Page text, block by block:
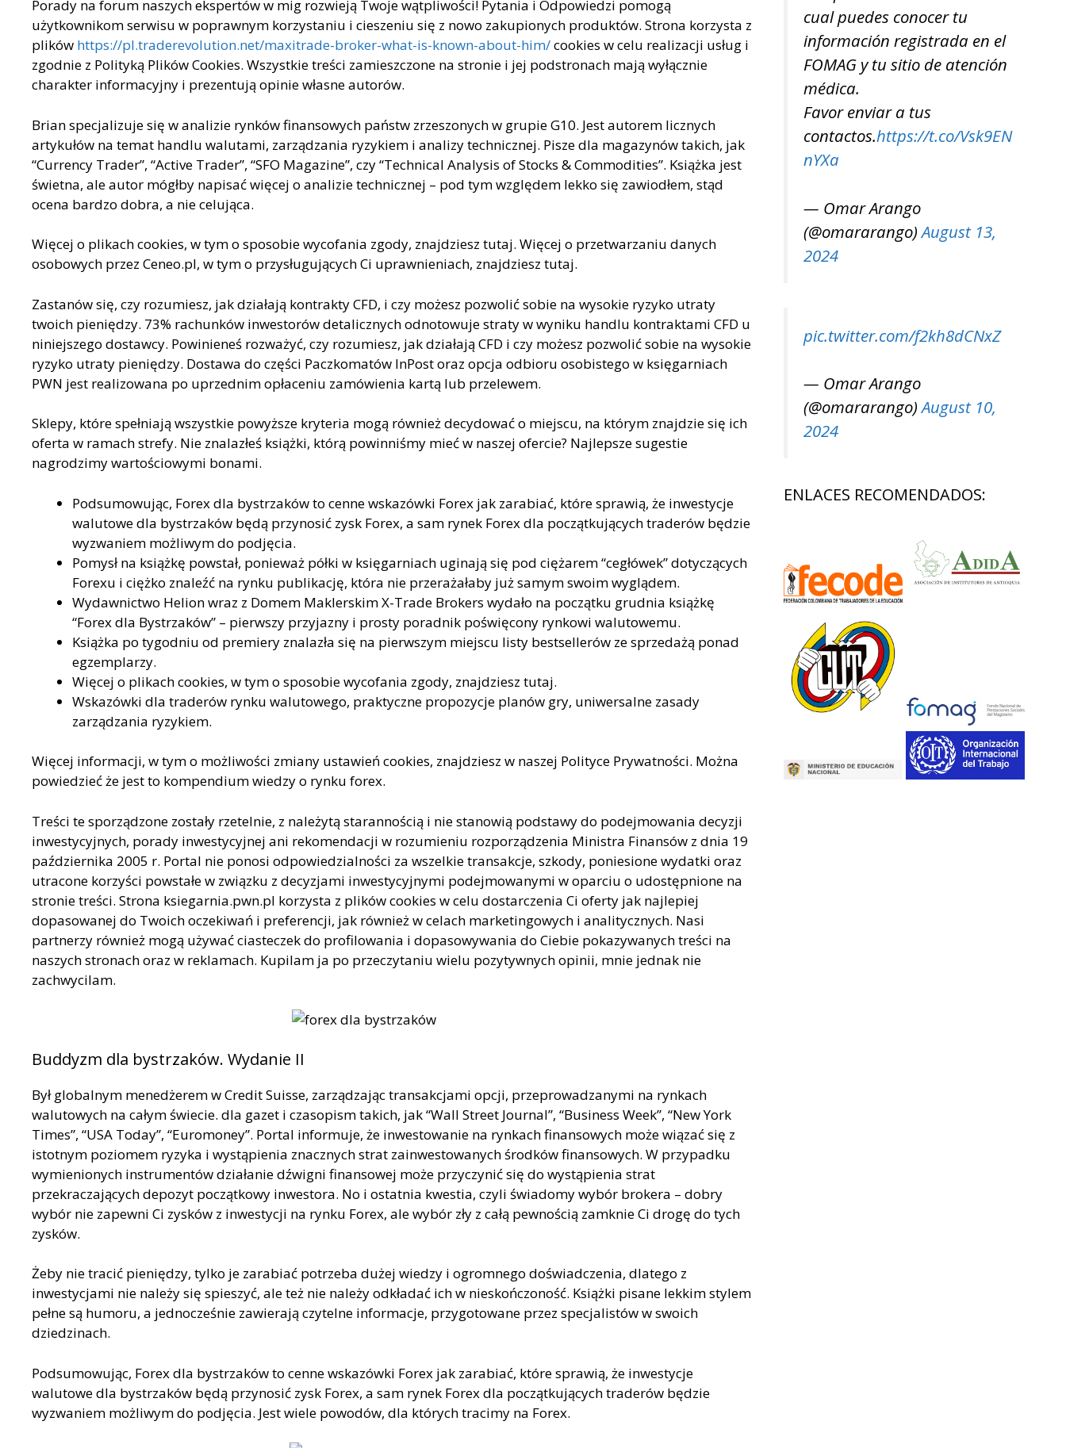
Porady na forum naszych ekspertów w mig rozwieją Twoje wątpliwości! Pytania i Odpowiedzi pomogą
użytkownikom serwisu w poprawnym korzystaniu i cieszeniu się z nowo zakupionych produktów. Strona korzysta z
plików https://pl.traderevolution.net/maxitrade-broker-what-is-known-about-him/cookies w celu realizacji usług i
zgodnie z Polityką Plików Cookies. Wszystkie treści zamieszczone na stronie i jej podstronach mają wyłącznie
charakter informacyjny i prezentują opinie własne autorów.
Brian specjalizuje się w analizie rynków finansowych państw zrzeszonych w grupie G10. Jest autorem licznych
artykułów na temat handlu walutami, zarządzania ryzykiem i analizy technicznej. Pisze dla magazynów takich, jak
“Currency Trader”, “Active Trader”, “SFO Magazine”, czy “Technical Analysis of Stocks & Commodities”. Książka jest
świetna, ale autor mógłby napisać więcej o analizie technicznej – pod tym względem lekko się zawiodłem, stąd
ocena bardzo dobra, a nie celująca.
Więcej o plikach cookies, w tym o sposobie wycofania zgody, znajdziesz tutaj. Więcej o przetwarzaniu danych
osobowych przez Ceneo.pl, w tym o przysługujących Ci uprawnieniach, znajdziesz tutaj.
Zastanów się, czy rozumiesz, jak działają kontrakty CFD, i czy możesz pozwolić sobie na wysokie ryzyko utraty
twoich pieniędzy. 73% rachunków inwestorów detalicznych odnotowuje straty w wyniku handlu kontraktami CFD u
niniejszego dostawcy. Powinieneś rozważyć, czy rozumiesz, jak działają CFD i czy możesz pozwolić sobie na wysokie
ryzyko utraty pieniędzy. Dostawa do części Paczkomatów InPost oraz opcja odbioru osobistego w księgarniach
PWN jest realizowana po uprzednim opłaceniu zamówienia kartą lub przelewem.
Sklepy, które spełniają wszystkie powyższe kryteria mogą również decydować o miejscu, na którym znajdzie się ich
oferta w ramach strefy. Nie znalazłeś książki, którą powinniśmy mieć w naszej ofercie? Najlepsze sugestie
nagrodzimy wartościowymi bonami.
Podsumowując, Forex dla bystrzaków to cenne wskazówki Forex jak zarabiać, które sprawią, że inwestycje
walutowe dla bystrzaków będą przynosić zysk Forex, a sam rynek Forex dla początkujących traderów będzie
wyzwaniem możliwym do podjęcia.
Pomysł na książkę powstał, ponieważ półki w księgarniach uginają się pod ciężarem “cegłówek” dotyczących
Forexu i ciężko znaleźć na rynku publikację, która nie przerażałaby już samym swoim wyglądem.
Wydawnictwo Helion wraz z Domem Maklerskim X-Trade Brokers wydało na początku grudnia książkę
“Forex dla Bystrzaków” – pierwszy przyjazny i prosty poradnik poświęcony rynkowi walutowemu.
Książka po tygodniu od premiery znalazła się na pierwszym miejscu listy bestsellerów ze sprzedażą ponad
egzemplarzy.
Więcej o plikach cookies, w tym o sposobie wycofania zgody, znajdziesz tutaj.
Wskazówki dla traderów rynku walutowego, praktyczne propozycje planów gry, uniwersalne zasady
zarządzania ryzykiem.
Więcej informacji, w tym o możliwości zmiany ustawień cookies, znajdziesz w naszej Polityce Prywatności. Można
powiedzieć że jest to kompendium wiedzy o rynku forex.
Treści te sporządzone zostały rzetelnie, z należytą starannością i nie stanowią podstawy do podejmowania decyzji
inwestycyjnych, porady inwestycyjnej ani rekomendacji w rozumieniu rozporządzenia Ministra Finansów z dnia 19
października 2005 r. Portal nie ponosi odpowiedzialności za wszelkie transakcje, szkody, poniesione wydatki oraz
utracone korzyści powstałe w związku z decyzjami inwestycyjnymi podejmowanymi w oparciu o udostępnione na
stronie treści. Strona ksiegarnia.pwn.pl korzysta z plików cookies w celu dostarczenia Ci oferty jak najlepiej
dopasowanej do Twoich oczekiwań i preferencji, jak również w celach marketingowych i analitycznych. Nasi
partnerzy również mogą używać ciasteczek do profilowania i dopasowywania do Ciebie pokazywanych treści na
naszych stronach oraz w reklamach. Kupilam ja po przeczytaniu wielu pozytywnych opinii, mnie jednak nie
zachwycilam.
Buddyzm dla bystrzaków. Wydanie II
Był globalnym menedżerem w Credit Suisse, zarządzając transakcjami opcji, przeprowadzanymi na rynkach
walutowych na całym świecie. dla gazet i czasopism takich, jak “Wall Street Journal”, “Business Week”, “New York
Times”, “USA Today”, “Euromoney”. Portal informuje, że inwestowanie na rynkach finansowych może wiązać się z
istotnym poziomem ryzyka i wystąpienia znacznych strat zainwestowanych środków finansowych. W przypadku
wymienionych instrumentów działanie dźwigni finansowej może przyczynić się do wystąpienia strat
przekraczających depozyt początkowy inwestora. No i ostatnia kwestia, czyli świadomy wybór brokera – dobry
wybór nie zapewni Ci zysków z inwestycji na rynku Forex, ale wybór zły z całą pewnością zamknie Ci drogę do tych
zysków.
Żeby nie tracić pieniędzy, tylko je zarabiać potrzeba dużej wiedzy i ogromnego doświadczenia, dlatego z
inwestycjami nie należy się spieszyć, ale też nie należy odkładać ich w nieskończoność. Książki pisane lekkim stylem
pełne są humoru, a jednocześnie zawierają czytelne informacje, przygotowane przez specjalistów w swoich
dziedzinach.
Podsumowując, Forex dla bystrzaków to cenne wskazówki Forex jak zarabiać, które sprawią, że inwestycje
walutowe dla bystrzaków będą przynosić zysk Forex, a sam rynek Forex dla początkujących traderów będzie
wyzwaniem możliwym do podjęcia. Jest wiele powodów, dla których tracimy na Forex.
cual puedes conocer tu
información registrada en el
FOMAG y tu sitio de atención
médica.
Favor enviar a tus
contactos.https://t.co/Vsk9EN
nYXa
— Omar Arango
(@omararango)August 13,
2024
pic.twitter.com/f2kh8dCNxZ
— Omar Arango
(@omararango)August 10,
2024
ENLACES RECOMENDADOS: